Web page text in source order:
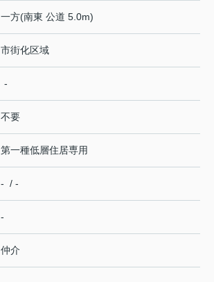
一方(南東 公道 5.0m)
市街化区域
-
不要
第一種低層住居専用
- / -
-
仲介